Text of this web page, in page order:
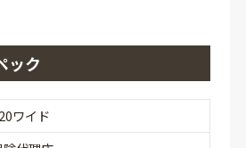
ック
ワイド